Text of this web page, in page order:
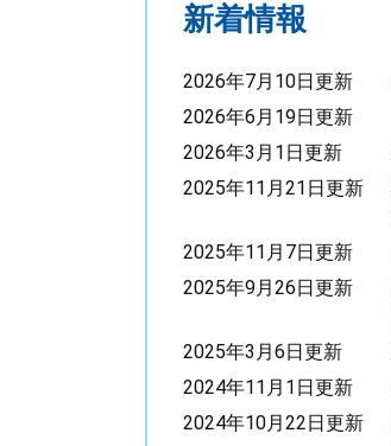
新着情報
2026年7月10日更新
2026年6月19日更新
2026年3月1日更新
2025年11月21日更新
2025年11月7日更新
2025年9月26日更新
2025年3月6日更新
2024年11月1日更新
2024年10月22日更新